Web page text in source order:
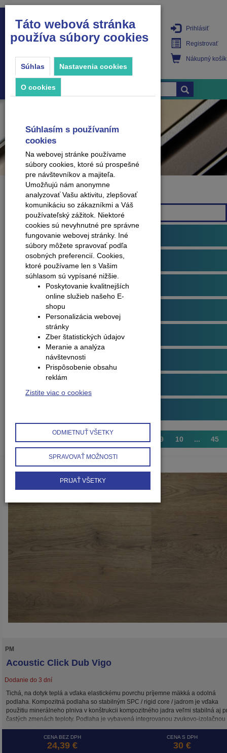
PRODUKTY
Prihlásiť
Registrovať
Nákupný košík
Značka
Všetky značky
Podlahové profily
Plávajúce podlahy
Dvere
Obklady na stenu
Obvodové lišty (soklové)
Príslušenstvo k podlahám
9 10 ... 45
PM
Acoustic Click Dub Vigo
Dodanie do 3 dní
Tichá, na dotyk teplá a vďaka elastickému povrchu príjemne mäkká a odolná
podlaha. Kompozitná podlaha so stabilným SPC / rigid core / jadrom je vďaka
použitiu minerálneho plniva v konštrukcii kompozitného jadra veľmi stabilná aj
častých zmenách teploty. Podlaha je vybavená integrovanou zvukovo-izolačnou
dodatočných podložiek .
CENA BEZ DPH
24,39 €
CENA S DPH
30 €
Táto webová stránka
používa súbory cookies
Súhlas Nastavenia cookies
O cookies
Súhlasím s používaním
cookies
Na webovej stránke používame
súbory cookies, ktoré sú prospešné
pre návštevníkov a majiteľa.
Umožňujú nám anonymne
analyzovať Vašu aktivitu, zlepšovať
komunikáciu so zákazníkmi a Váš
používateľský zážitok. Niektoré
cookies sú nevyhnutné pre správne
fungovanie webovej stránky. Iné
súbory môžete spravovať podľa
osobných preferencií. Cookies,
ktoré používame len s Vašim
súhlasom sú vypísané nižšie.
Poskytovanie kvalitnejších
online služieb našeho E-
shopu
Personalizácia webovej
stránky
Zber štatistických údajov
Meranie a analýza
návštevnosti
Prispôsobenie obsahu
reklám
Zistite viac o cookies
ODMIETNUŤ VŠETKY
SPRAVOVAŤ MOŽNOSTI
PRIJAŤ VŠETKY